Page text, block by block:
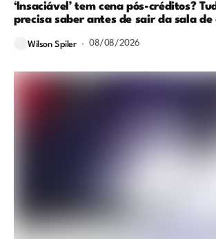
‘Insaciável’ tem cena pós-créditos?
precisa saber antes de sair da sala de
Wilson Spiler 08/08/2026